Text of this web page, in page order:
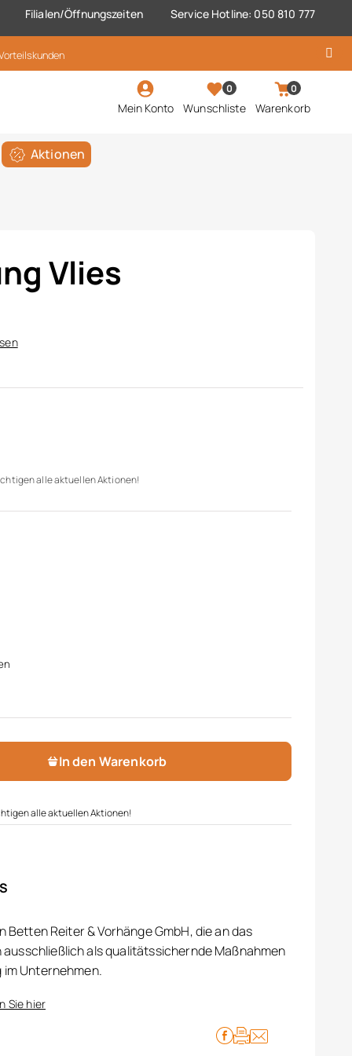
Filialen/Öffnungszeiten Service Hotline: 050 810 777
Mein Konto
0
Wunschliste
0
Warenkorb
Aktionen
Vlies
alle aktuellen Aktionen!
In den Warenkorb
alle aktuellen Aktionen!
Reiter & Vorhänge GmbH, die an das
als qualitätssichernde Maßnahmen
Unternehmen.
Sie hier